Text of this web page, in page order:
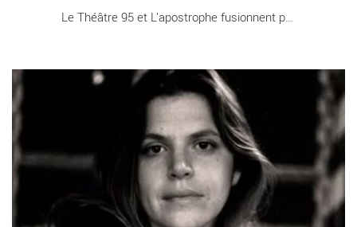
Le Théâtre 95 et L’apostrophe fusionnent pour [...]
L’Abattage rituel de Gorge Mastromas - Critique sortie Théâtre
Orléans CDN Orléans